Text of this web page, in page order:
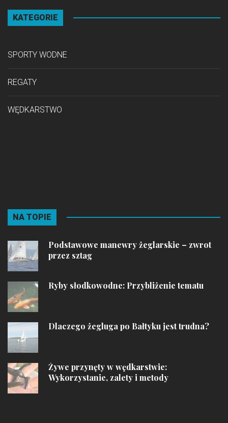
KATEGORIE
SPORTY WODNE
REGATY
WĘDKARSTWO
NA TOPIE
Podstawowe manewry żeglarskie – zwrot
przez sztag
Ryby słodkowodne: Przybliżenie tematu
Dlaczego żegluga po Bałtyku jest trudna?
Żywe przynęty w wędkarstwie:
Wykorzystanie, zalety i metody